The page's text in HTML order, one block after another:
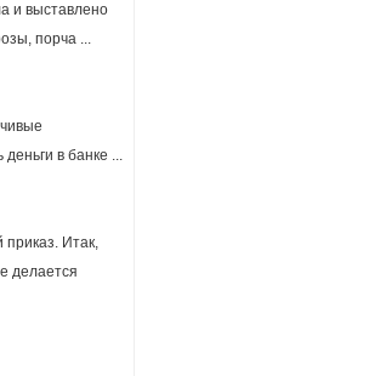
и выставлено
порча ...
в банке ...
приказ. Итак,
делается